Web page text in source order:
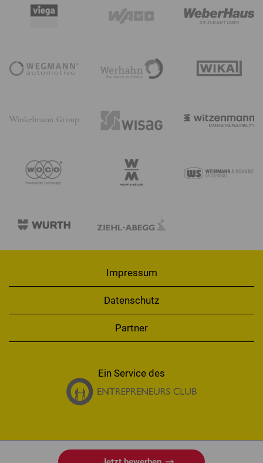
Impressum
Datenschutz
Partner
Ein Service des